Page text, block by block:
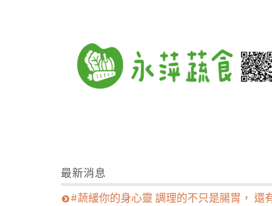
最新消息
#蔬緩你的身心靈 調理的不只是腸胃， 還